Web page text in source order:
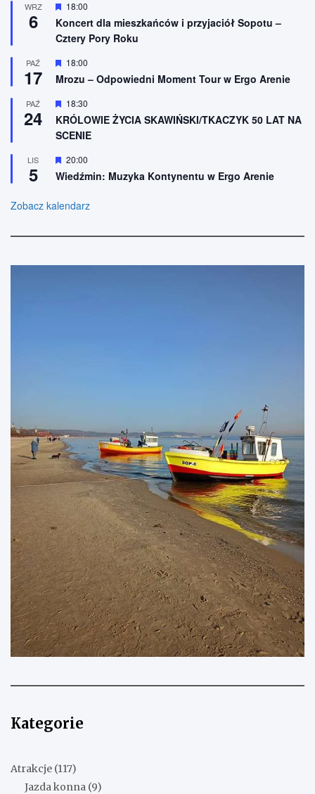
n
e
ż
n
o
e
WRZ
6
W
r
ó
n
o
e
18:00
Koncert dla mieszkańców i przyjaciół Sopotu –
Cztery Pory Roku
PAŹ
17
W
r
ż
n
i
o
e
18:00
Mrozu – Odpowiedni Moment Tour w Ergo Arenie
PAŹ
24
W
y
r
ó
n
i
o
e
18:30
KRÓLOWIE ŻYCIA SKAWIŃSKI/TKACZYK 50 LAT NA
SCENIE
LIS
5
W
y
r
ż
o
20:00
Wiedźmin: Muzyka Kontynentu w Ergo Arenie
Zobacz kalendarz
Kategorie
Atrakcje (117)
Jazda konna (9)